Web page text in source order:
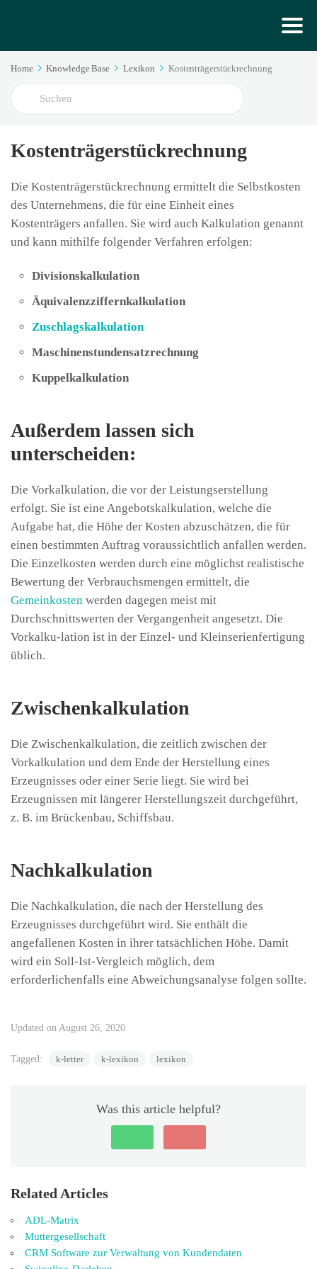
Home Knowledge Base Lexikon Kostenträgerstückrechnung
Search
For
Kostenträgerstückrechnung
Die Kostenträgerstückrechnung ermittelt die Selbstkosten
des Unternehmens, die für eine Einheit eines
Kostenträgers anfallen. Sie wird auch Kalkulation genannt
und kann mithilfe folgender Verfahren erfolgen:
Divisionskalkulation
Äquivalenzziffernkalkulation
Zuschlagskalkulation
Maschinenstundensatzrechnung
Kuppelkalkulation
Außerdem lassen sich
unterscheiden:
Die Vorkalkulation, die vor der Leistungserstellung
erfolgt. Sie ist eine Angebotskalkulation, welche die
Aufgabe hat, die Höhe der Kosten abzuschätzen, die für
einen bestimmten Auftrag voraussichtlich anfallen werden.
Die Einzelkosten werden durch eine möglichst realistische
Bewertung der Verbrauchsmengen ermittelt, die
Gemeinkosten werden dagegen meist mit
Durchschnittswerten der Vergangenheit angesetzt. Die
Vorkalku-lation ist in der Einzel- und Kleinserienfertigung
üblich.
Zwischenkalkulation
Die Zwischenkalkulation, die zeitlich zwischen der
Vorkalkulation und dem Ende der Herstellung eines
Erzeugnisses oder einer Serie liegt. Sie wird bei
Erzeugnissen mit längerer Herstellungszeit durchgeführt,
z. B. im Brückenbau, Schiffsbau.
Nachkalkulation
Die Nachkalkulation, die nach der Herstellung des
Erzeugnisses durchgeführt wird. Sie enthält die
angefallenen Kosten in ihrer tatsächlichen Höhe. Damit
wird ein Soll-Ist-Vergleich möglich, dem
erforderlichenfalls eine Abweichungsanalyse folgen sollte.
Updated on August 26, 2020
Tagged: k-letter k-lexikon lexikon
Was this article helpful?
Related Articles
ADL-Matrix
Muttergesellschaft
CRM Software zur Verwaltung von Kundendaten